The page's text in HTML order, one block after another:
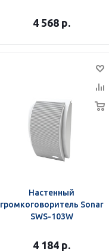
4 568 р.
Настенный
громкоговоритель Sonar
SWS-103W
4 184 р.